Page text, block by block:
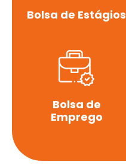
Bolsa de Estágios
Bolsa de
Emprego